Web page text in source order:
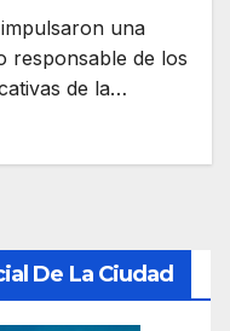
una
responsable de los
de la…
De La Ciudad